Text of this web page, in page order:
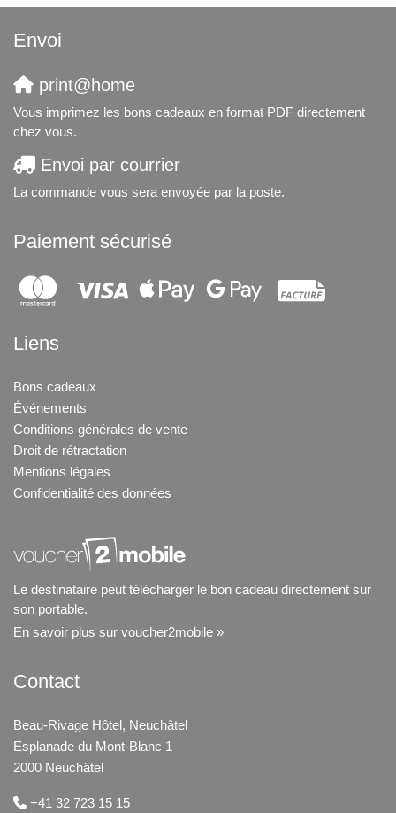
Envoi
print@home
Vous imprimez les bons cadeaux en format PDF directement
chez vous.
Envoi par courrier
La commande vous sera envoyée par la poste.
Paiement sécurisé
Liens
Bons cadeaux
Événements
Conditions générales de vente
Droit de rétractation
Mentions légales
Confidentialité des données
Le destinataire peut télécharger le bon cadeau directement sur
son portable.
En savoir plus sur voucher2mobile »
Contact
Beau-Rivage Hôtel, Neuchâtel
Esplanade du Mont-Blanc 1
2000 Neuchâtel
+41 32 723 15 15